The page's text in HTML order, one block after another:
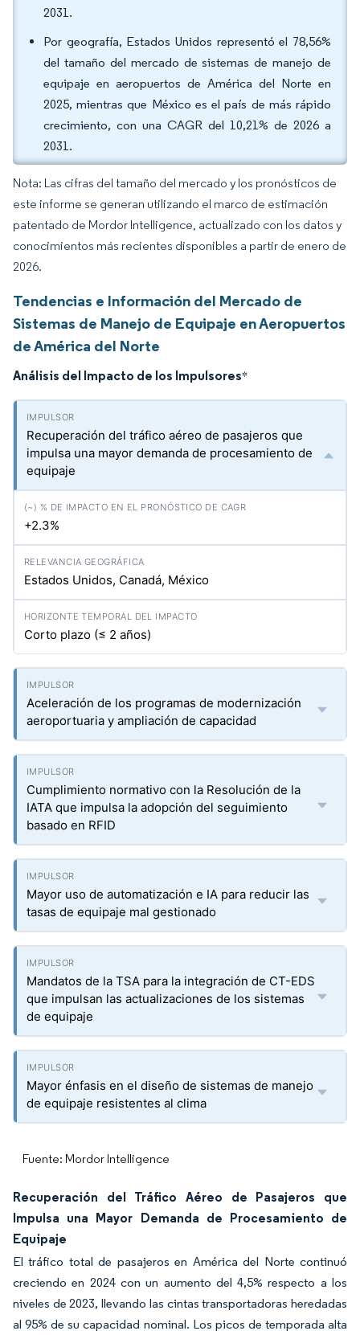
2031.
Por geografía, Estados Unidos representó el 78,56%
del tamaño del mercado de sistemas de manejo de
equipaje en aeropuertos de América del Norte en
2025, mientras que México es el país de más rápido
crecimiento, con una CAGR del 10,21% de 2026 a
2031.
Nota: Las cifras del tamaño del mercado y los pronósticos de
este informe se generan utilizando el marco de estimación
patentado de Mordor Intelligence, actualizado con los datos y
conocimientos más recientes disponibles a partir de enero de
2026.
Tendencias e Información del Mercado de
Sistemas de Manejo de Equipaje en Aeropuertos
de América del Norte
Análisis del Impacto de los Impulsores*
Recuperación del tráfico aéreo de pasajeros que
impulsa una mayor demanda de procesamiento de
equipaje
+2.3%
Estados Unidos, Canadá, México
Corto plazo (≤ 2 años)
Aceleración de los programas de modernización
aeroportuaria y ampliación de capacidad
Cumplimiento normativo con la Resolución de la
IATA que impulsa la adopción del seguimiento
basado en RFID
Mayor uso de automatización e IA para reducir las
tasas de equipaje mal gestionado
Mandatos de la TSA para la integración de CT-EDS
que impulsan las actualizaciones de los sistemas
de equipaje
Mayor énfasis en el diseño de sistemas de manejo
de equipaje resistentes al clima
Fuente: Mordor Intelligence
Recuperación del Tráfico Aéreo de Pasajeros que
Impulsa una Mayor Demanda de Procesamiento de
Equipaje
El tráfico total de pasajeros en América del Norte continuó
creciendo en 2024 con un aumento del 4,5% respecto a los
niveles de 2023, llevando las cintas transportadoras heredadas
al 95% de su capacidad nominal. Los picos de temporada alta